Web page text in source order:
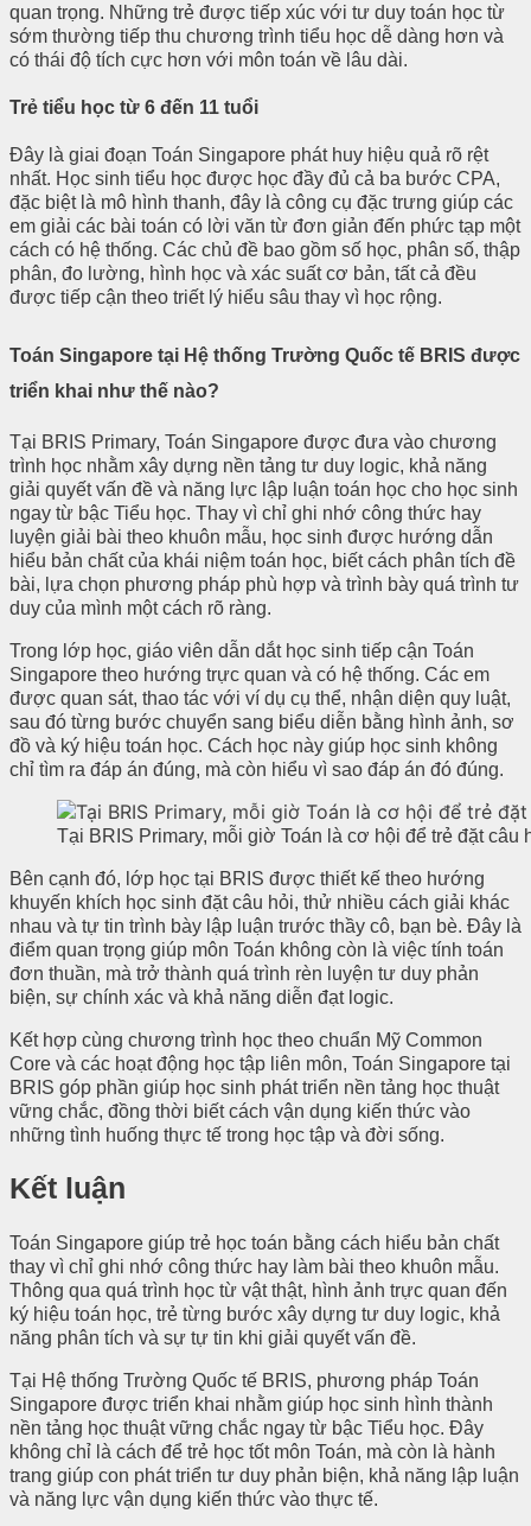
quan trọng. Những trẻ được tiếp xúc với tư duy toán học từ
sớm thường tiếp thu chương trình tiểu học dễ dàng hơn và
có thái độ tích cực hơn với môn toán về lâu dài.
Trẻ tiểu học từ 6 đến 11 tuổi
Đây là giai đoạn Toán Singapore phát huy hiệu quả rõ rệt
nhất. Học sinh tiểu học được học đầy đủ cả ba bước CPA,
đặc biệt là mô hình thanh, đây là công cụ đặc trưng giúp các
em giải các bài toán có lời văn từ đơn giản đến phức tạp một
cách có hệ thống. Các chủ đề bao gồm số học, phân số, thập
phân, đo lường, hình học và xác suất cơ bản, tất cả đều
được tiếp cận theo triết lý hiểu sâu thay vì học rộng.
Toán Singapore tại Hệ thống Trường Quốc tế BRIS được
triển khai như thế nào?
Tại BRIS Primary, Toán Singapore được đưa vào chương
trình học nhằm xây dựng nền tảng tư duy logic, khả năng
giải quyết vấn đề và năng lực lập luận toán học cho học sinh
ngay từ bậc Tiểu học. Thay vì chỉ ghi nhớ công thức hay
luyện giải bài theo khuôn mẫu, học sinh được hướng dẫn
hiểu bản chất của khái niệm toán học, biết cách phân tích đề
bài, lựa chọn phương pháp phù hợp và trình bày quá trình tư
duy của mình một cách rõ ràng.
Trong lớp học, giáo viên dẫn dắt học sinh tiếp cận Toán
Singapore theo hướng trực quan và có hệ thống. Các em
được quan sát, thao tác với ví dụ cụ thể, nhận diện quy luật,
sau đó từng bước chuyển sang biểu diễn bằng hình ảnh, sơ
đồ và ký hiệu toán học. Cách học này giúp học sinh không
chỉ tìm ra đáp án đúng, mà còn hiểu vì sao đáp án đó đúng.
Tại BRIS Primary, mỗi giờ Toán là cơ hội để trẻ đặt
Bên cạnh đó, lớp học tại BRIS được thiết kế theo hướng
khuyến khích học sinh đặt câu hỏi, thử nhiều cách giải khác
nhau và tự tin trình bày lập luận trước thầy cô, bạn bè. Đây là
điểm quan trọng giúp môn Toán không còn là việc tính toán
đơn thuần, mà trở thành quá trình rèn luyện tư duy phản
biện, sự chính xác và khả năng diễn đạt logic.
Kết hợp cùng chương trình học theo chuẩn Mỹ Common
Core và các hoạt động học tập liên môn, Toán Singapore tại
BRIS góp phần giúp học sinh phát triển nền tảng học thuật
vững chắc, đồng thời biết cách vận dụng kiến thức vào
những tình huống thực tế trong học tập và đời sống.
Kết luận
Toán Singapore giúp trẻ học toán bằng cách hiểu bản chất
thay vì chỉ ghi nhớ công thức hay làm bài theo khuôn mẫu.
Thông qua quá trình học từ vật thật, hình ảnh trực quan đến
ký hiệu toán học, trẻ từng bước xây dựng tư duy logic, khả
năng phân tích và sự tự tin khi giải quyết vấn đề.
Tại Hệ thống Trường Quốc tế BRIS, phương pháp Toán
Singapore được triển khai nhằm giúp học sinh hình thành
nền tảng học thuật vững chắc ngay từ bậc Tiểu học. Đây
không chỉ là cách để trẻ học tốt môn Toán, mà còn là hành
trang giúp con phát triển tư duy phản biện, khả năng lập luận
và năng lực vận dụng kiến thức vào thực tế.